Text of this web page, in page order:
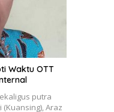
Waktu OTT
putra
Araz